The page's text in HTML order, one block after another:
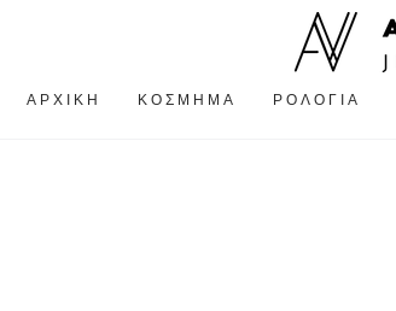
ΑΡΧΙΚΉ ΚΌΣΜΗΜΑ ΡΟΛΌΓΙΑ